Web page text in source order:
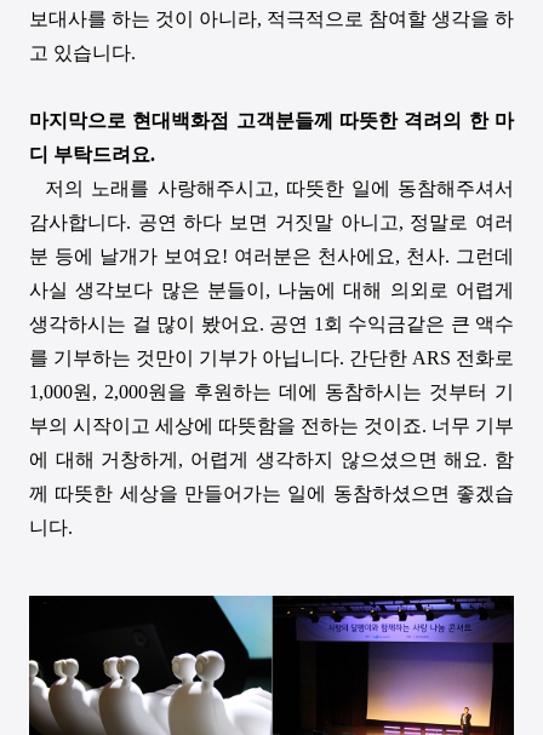
보대사를 하는 것이 아니라, 적극적으로 참여할 생각을 하
고 있습니다.
마지막으로 현대백화점 고객분들께 따뜻한 격려의 한 마
디 부탁드려요.
저의 노래를 사랑해주시고, 따뜻한 일에 동참해주셔서
감사합니다. 공연 하다 보면 거짓말 아니고, 정말로 여러
분 등에 날개가 보여요! 여러분은 천사에요, 천사. 그런데
사실 생각보다 많은 분들이 , 나눔에 대해 의외로 어렵게
생각하시는 걸 많이 봤어요. 공연 1 회 수익금같은 큰 액수
를 기부하는 것만이 기부가 아닙니다. 간단한 ARS 전화로
1,000원 , 2,000원을 후원하는 데에 동참하시는 것부터 기
부의 시작이고 세상에 따뜻함을 전하는 것이죠. 너무 기부
에 대해 거창하게 , 어렵게 생각하지 않으셨으면 해요. 함
께 따뜻한 세상을 만들어가는 일에 동참하셨으면 좋겠습
니다.